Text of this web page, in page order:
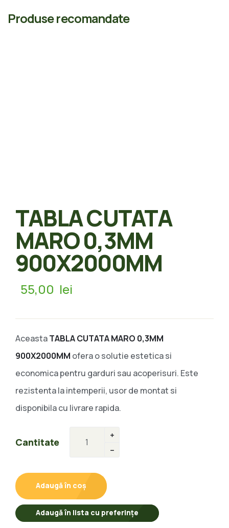
TABLA CUTATA
MARO 0,3MM
900X2000MM
55,00 lei
AceastaTABLA CUTATA MARO 0,3MM
900X2000MM ofera o solutie estetica si
economica pentru garduri sau acoperisuri. Este
rezistenta la intemperii, usor de montat si
disponibila cu livrare rapida.
Cantitate
Adaugă în coș
Adaugă în lista cu preferințe
Produse recomandate